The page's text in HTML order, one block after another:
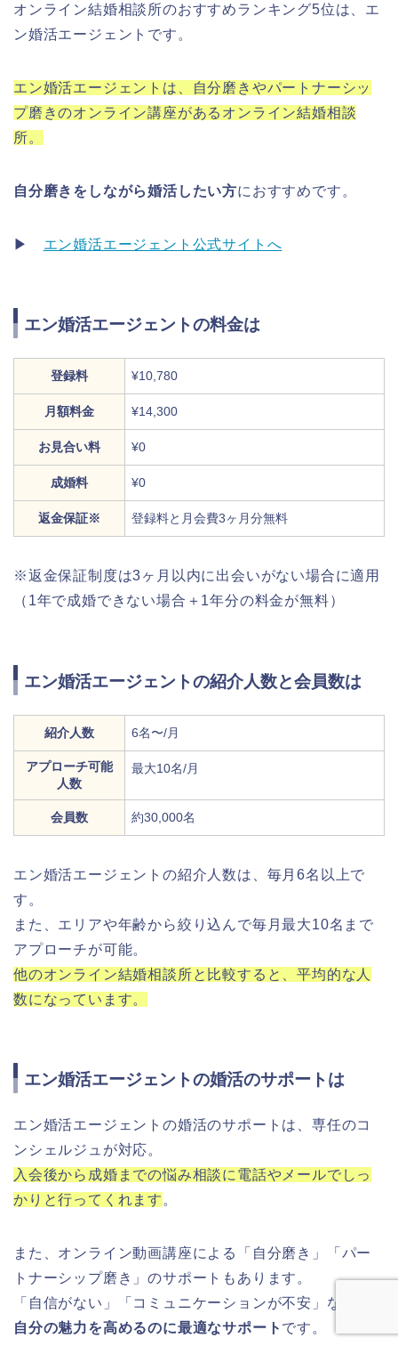
オンライン結婚相談所のおすすめランキング5位は、エ
ン婚活エージェントです。
エン婚活エージェントは、自分磨きやパートナーシッ
プ磨きのオンライン講座があるオンライン結婚相談
所。
自分磨きをしながら婚活したい方におすすめです。
▶ エン婚活エージェント公式サイトへ
エン婚活エージェントの料金は
登録料 ¥10,780
月額料金 ¥14,300
お見合い料 ¥0
成婚料 ¥0
返金保証※ 登録料と月会費3ヶ月分無料
※返金保証制度は3ヶ月以内に出会いがない場合に適用
（1年で成婚できない場合＋1年分の料金が無料）
エン婚活エージェントの紹介人数と会員数は
紹介人数 6名〜/月
アプローチ可能
人数
最大10名/月
会員数 約30,000名
エン婚活エージェントの紹介人数は、毎月6名以上で
す。
また、エリアや年齢から絞り込んで毎月最大10名まで
アプローチが可能。
他のオンライン結婚相談所と比較すると、平均的な人
数になっています。
エン婚活エージェントの婚活のサポートは
エン婚活エージェントの婚活のサポートは、専任のコ
ンシェルジュが対応。
入会後から成婚までの悩み相談に電話やメールでしっ
かりと行ってくれます 。
また、オンライン動画講座による「自分磨き」「パー
トナーシップ磨き」のサポートもあります。
「自信がない」「コミュニケーションが不安」な方が
自分の魅力を高めるのに最適なサポート です。